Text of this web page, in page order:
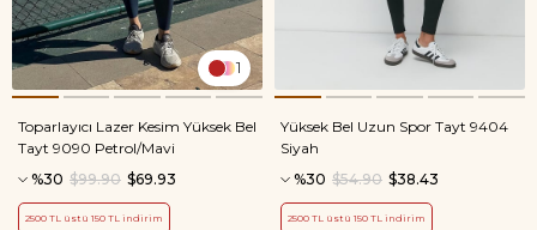
1
Toparlayıcı Lazer Kesim Yüksek Bel
Tayt 9090 Petrol/Mavi
%30
$69.93
$99.90
2500 TL üstü 150 TL indirim
Yüksek Bel Uzun Spor Tayt 9404
Siyah
%30
$38.43
$54.90
2500 TL üstü 150 TL indirim